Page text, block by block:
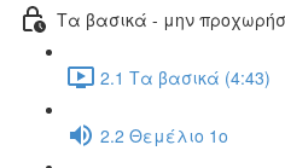
Τα βασικά - μην
2.1 Τα βασικά (4:43)
2.2 Θεμέλιο 1ο